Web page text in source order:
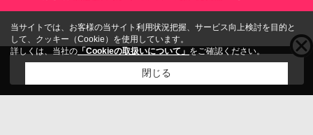
こちらの物件をご覧の方にお勧めな物件
当サイトでは、お客様の当サイト利用状況把握、サービス向上検討を目的と
して、クッキー（Cookie）を使用しています。
詳しくは、当社の 「Cookieの取扱いについて」 をご確認ください。
閉じる